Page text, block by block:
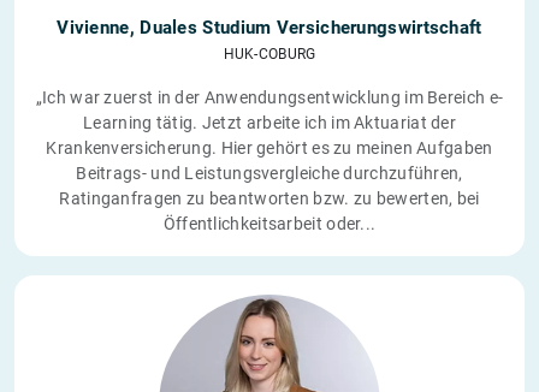
Vivienne, Duales Studium Versicherungswirtschaft
HUK-COBURG
„Ich war zuerst in der Anwendungsentwicklung im Bereich e-
Learning tätig. Jetzt arbeite ich im Aktuariat der
Krankenversicherung. Hier gehört es zu meinen Aufgaben
Beitrags- und Leistungsvergleiche durchzuführen,
Ratinganfragen zu beantworten bzw. zu bewerten, bei
Öffentlichkeitsarbeit oder...